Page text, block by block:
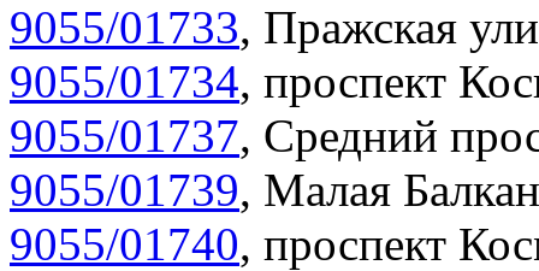
9055/01733, Пражская
9055/01734, проспект
9055/01737, Средний
9055/01739, Малая
9055/01740, проспект